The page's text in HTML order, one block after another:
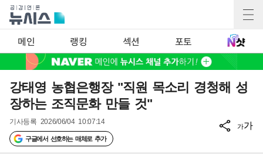
메인 랭킹 섹션 포토
강태영 농협은행장 "직원 목소리 경청해 성
장하는 조직문화 만들 것"
기사등록 2026/06/04 10:07:14
구글에서 선호하는 매체로 추가
가가